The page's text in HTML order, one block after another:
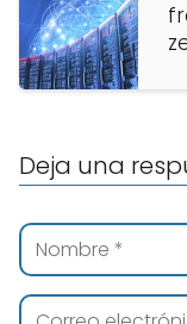
Deja una